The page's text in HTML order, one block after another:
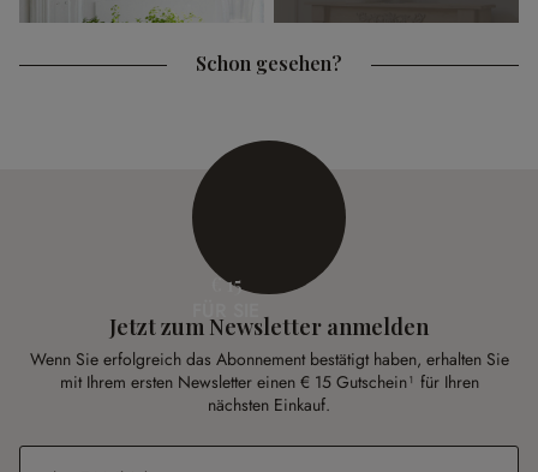
Schon gesehen?
€ 15
Jetzt zum Newsletter anmelden
Wenn Sie erfolgreich das Abonnement bestätigt haben, erhalten Sie
mit Ihrem ersten Newsletter einen € 15 Gutschein¹ für Ihren
nächsten Einkauf.
E-Mail-Adresse